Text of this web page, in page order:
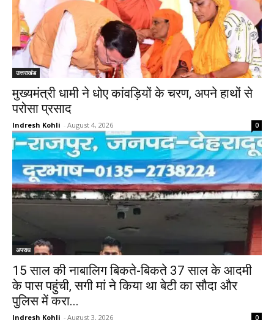
उत्तराखंड
मुख्यमंत्री धामी ने धोए कांवड़ियों के चरण, अपने हाथों से
परोसा प्रसाद
Indresh Kohli - August 4, 2026 0
अपराध
15 साल की नाबालिग बिकते-बिकते 37 साल के आदमी
के पास पहुंची, सगी मां ने किया था बेटी का सौदा और
पुलिस में करा...
Indresh Kohli - August 3, 2026 0